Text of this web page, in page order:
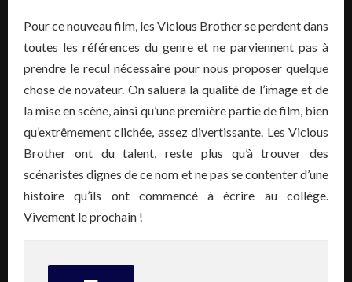
Pour ce nouveau film, les Vicious Brother se perdent dans
toutes les références du genre et ne parviennent pas à
prendre le recul nécessaire pour nous proposer quelque
chose de novateur. On saluera la qualité de l’image et de
la mise en scène, ainsi qu’une première partie de film, bien
qu’extrêmement clichée, assez divertissante. Les Vicious
Brother ont du talent, reste plus qu’à trouver des
scénaristes dignes de ce nom et ne pas se contenter d’une
histoire qu’ils ont commencé à écrire au collège.
Vivement le prochain !